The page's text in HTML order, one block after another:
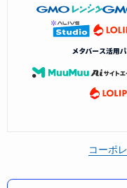
コーポ